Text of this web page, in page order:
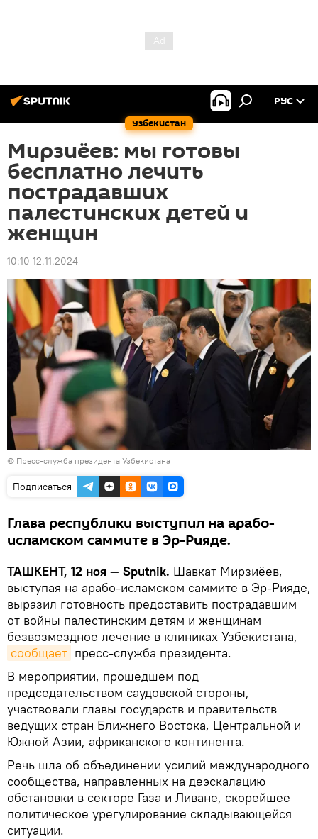
Узбекистан
РУС
Мирзиёев: мы готовы
бесплатно лечить
пострадавших
палестинских детей и
женщин
10:10 12.11.2024
© Пресс-служба президента Узбекистана
Подписаться
Глава республики выступил на арабо-
исламском саммите в Эр-Рияде.
ТАШКЕНТ, 12 ноя — Sputnik. Шавкат Мирзиёев,
выступая на арабо-исламском саммите в Эр-Рияде,
выразил готовность предоставить пострадавшим
от войны палестинским детям и женщинам
безвозмездное лечение в клиниках Узбекистана,
сообщает пресс-служба президента.
В мероприятии, прошедшем под
председательством саудовской стороны,
участвовали главы государств и правительств
ведущих стран Ближнего Востока, Центральной и
Южной Азии, африканского континента.
Речь шла об объединении усилий международного
сообщества, направленных на деэскалацию
обстановки в секторе Газа и Ливане, скорейшее
политическое урегулирование складывающейся
ситуации.